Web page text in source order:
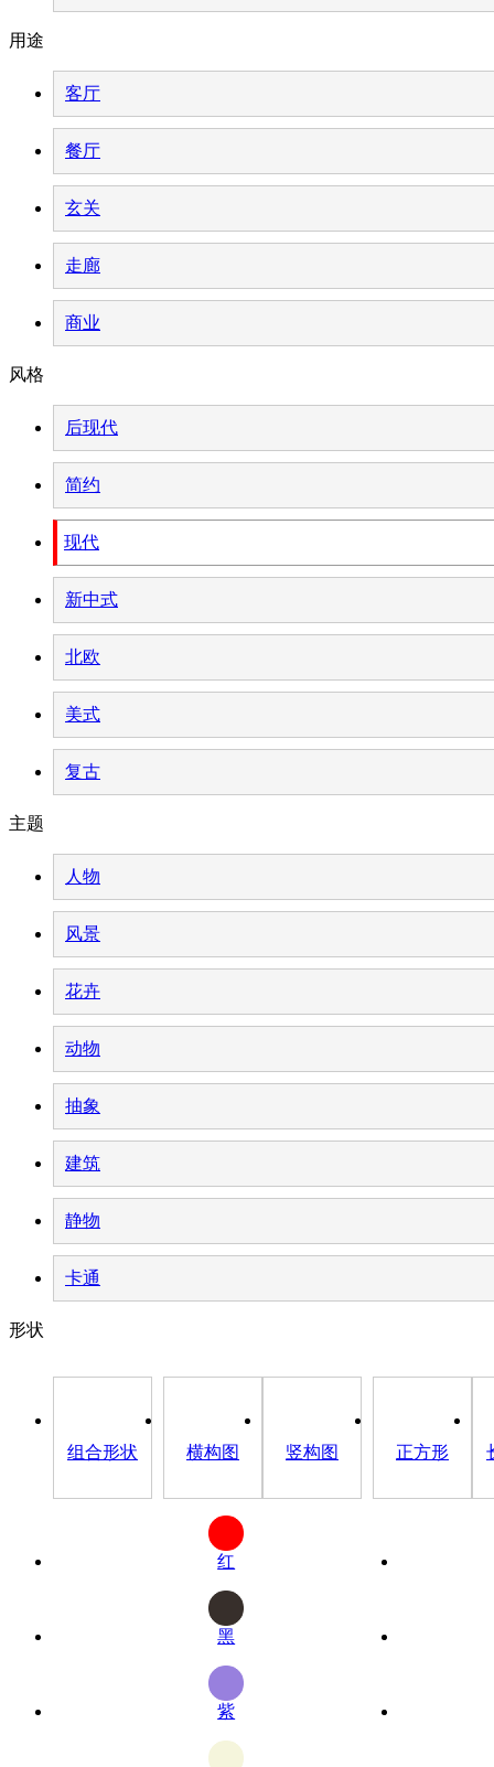
用途
客厅
餐厅
玄关
走廊
商业
风格
后现代
简约
现代
新中式
北欧
美式
复古
主题
人物
风景
花卉
动物
抽象
建筑
静物
卡通
形状
组合形状 横构图 竖构图 正方形
红
黑
紫